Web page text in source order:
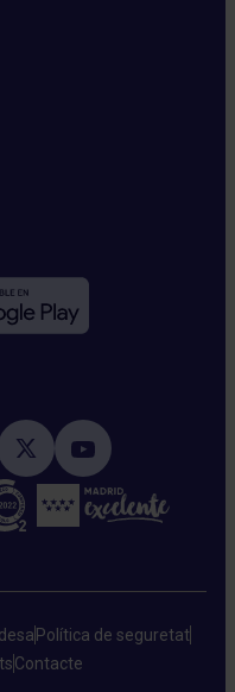
Política de seguretat
Contacte